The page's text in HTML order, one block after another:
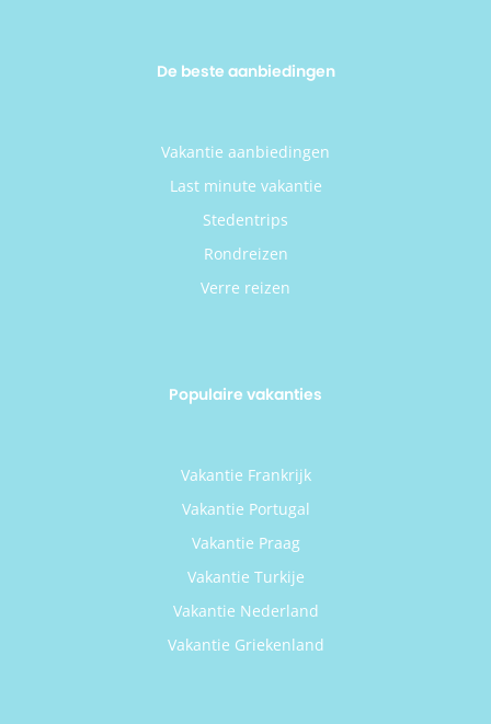
De beste aanbiedingen
Vakantie aanbiedingen
Last minute vakantie
Stedentrips
Rondreizen
Verre reizen
Populaire vakanties
Vakantie Frankrijk
Vakantie Portugal
Vakantie Praag
Vakantie Turkije
Vakantie Nederland
Vakantie Griekenland